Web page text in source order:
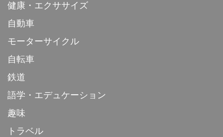
健康・エクササイズ
自動車
モーターサイクル
自転車
鉄道
語学・エデュケーション
趣味
トラベル